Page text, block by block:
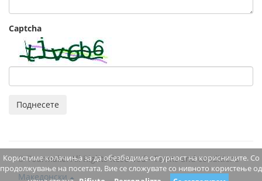
Captcha
Поднесете
© Tourmake. All Rights Reserved -Terms and conditions
Македонски
Користиме колачиња за да обезбедиме сигурност на корисниците. Со
продолжување на посетата, Вие се сложувате со нивното користење од